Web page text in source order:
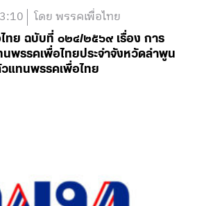
โดย พรรคเพื่อไทย
ทย ฉบับที่ ๐๒๔/๒๕๖๙ เรื่อง การ
พรรคเพื่อไทยประจำจังหวัดลำพูน
แทนพรรคเพื่อไทย